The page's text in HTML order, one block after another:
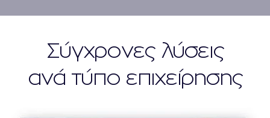
Σύγχρονεςλύσεις
ανά τύπο επιχείρησης